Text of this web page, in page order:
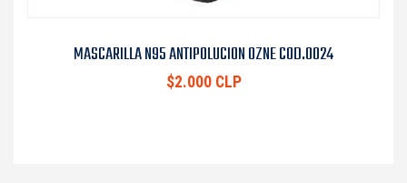
MASCARILLA N95 ANTIPOLUCION OZNE COD.0024
$2.000 CLP